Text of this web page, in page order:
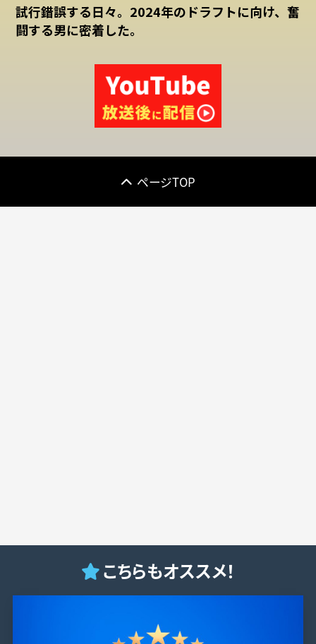
試行錯誤する日々。2024年のドラフトに向け、奮
闘する男に密着した。
ページTOP
こちらもオススメ！